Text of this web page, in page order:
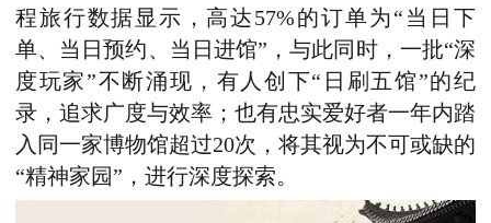
程旅行数据显示 ， 高达57%的订单为“当日下
单、当日预约、当日进馆”，与此同时，一批“深
度玩家”不断涌现，有人创下“日刷五馆”的纪
录，追求广度与效率；也有忠实爱好者一年内踏
入同一家博物馆超过20次，将其视为不可或缺的
“精神家园” ，进行深度探索。